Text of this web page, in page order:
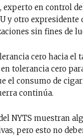
, experto en control
y otro expresidente
sin fines de
cero hacia el
tolerancia cero
el consumo de
continúa.
NYTS muestran
pero esto no